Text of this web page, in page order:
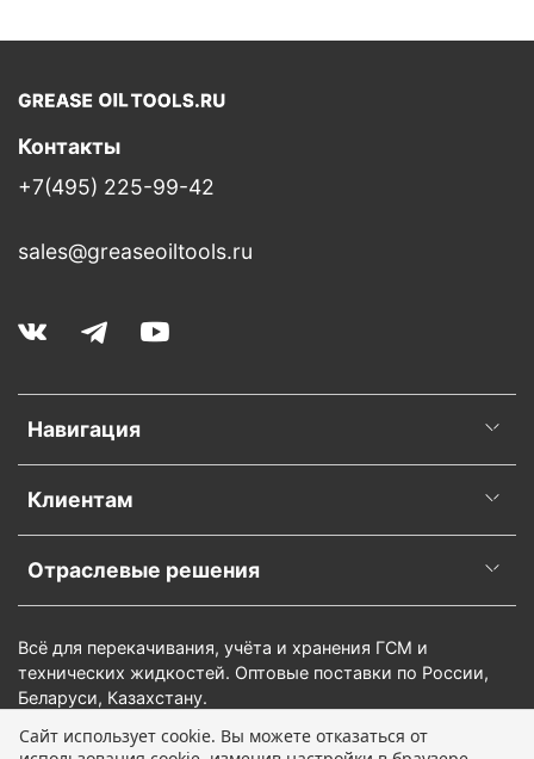
Навигация
Клиентам
Отраслевые решения
Контакты
+7(495) 225-99-42
sales@greaseoiltools.ru
Всё для перекачивания, учёта и хранения ГСМ и
технических жидкостей. Оптовые поставки по России,
Беларуси, Казахстану.
Сайт использует cookie. Вы можете отказаться от